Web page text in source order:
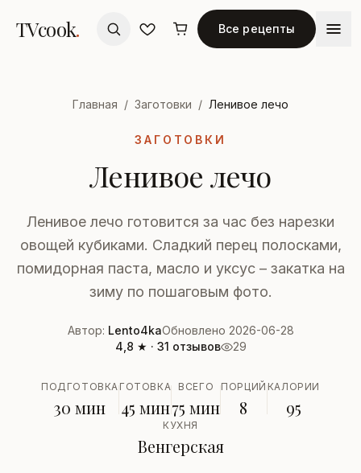
TVcook. Все рецепты
Главная / Заготовки / Ленивое лечо
ЗАГОТОВКИ
Ленивое лечо
Ленивое лечо готовится за час без нарезки
овощей кубиками. Сладкий перец полосками,
помидорная паста, масло и уксус – закатка на
зиму по пошаговым фото.
Автор: Lento4kaОбновлено 2026-06-28
4,8 ★ · 31 отзывов
29
ПОДГОТОВКА
30 мин
ГОТОВКА
45 мин
ВСЕГО
75 мин
ПОРЦИЙ
8
КАЛОРИИ
95
КУХНЯ
Венгерская